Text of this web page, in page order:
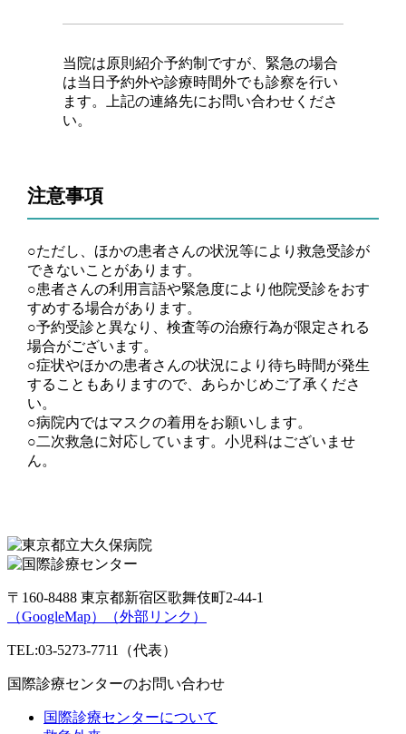
当院は原則紹介予約制ですが、緊急の場合
は当日予約外や診療時間外でも診察を行い
ます。上記の連絡先にお問い合わせくださ
い。
注意事項
○ただし、ほかの患者さんの状況等により救急受診が
できないことがあります。
○患者さんの利用言語や緊急度により他院受診をおす
すめする場合があります。
○予約受診と異なり、検査等の治療行為が限定される
場合がございます。
○症状やほかの患者さんの状況により待ち時間が発生
することもありますので、あらかじめご了承くださ
い。
○病院内ではマスクの着用をお願いします。
○二次救急に対応しています。小児科はございませ
ん。
〒160-8488 東京都新宿区歌舞伎町2-44-1
（GoogleMap）
（外部リンク）
TEL:03-5273-7711（代表）
国際診療センターのお問い合わせ
国際診療センターについて